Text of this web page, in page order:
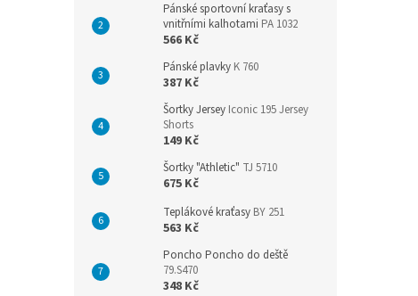
Pánské sportovní kraťasy s
vnitřními kalhotami PA 1032
566 Kč
Pánské plavky K 760
387 Kč
Šortky Jersey Iconic 195 Jersey
Shorts
149 Kč
Šortky "Athletic" TJ 5710
675 Kč
Teplákové kraťasy BY 251
563 Kč
Poncho Poncho do deště
79.S470
348 Kč